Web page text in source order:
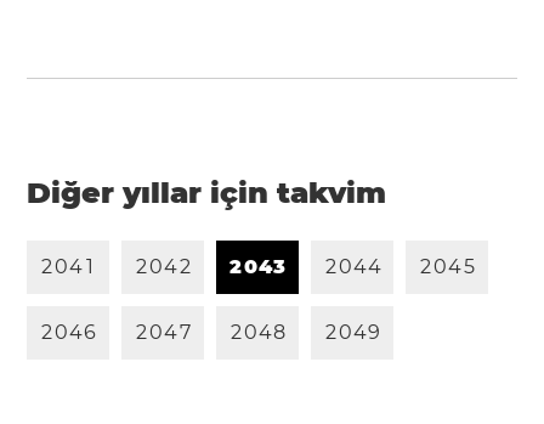
Diğer yıllar için takvim
2041 2042 2043 2044 2045
2046 2047 2048 2049